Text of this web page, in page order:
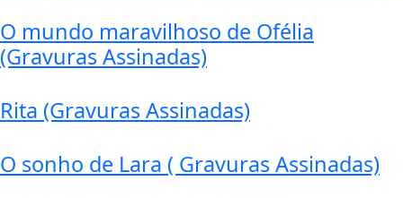
O mundo maravilhoso de Ofélia
(Gravuras Assinadas)
Rita (Gravuras Assinadas)
O sonho de Lara ( Gravuras Assinadas)